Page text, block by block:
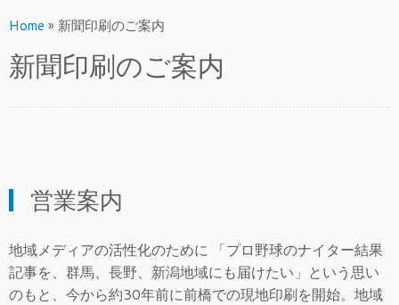
Home » 新聞印刷のご案内
新聞印刷のご案内
営業案内
地域メディアの活性化のために 「プロ野球のナイター結果
記事を、群馬、長野、新潟地域にも届けたい」という思い
のもと、今から約30年前に前橋での現地印刷を開始。地域